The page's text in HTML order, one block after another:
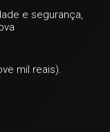
e segurança,
mil reais).